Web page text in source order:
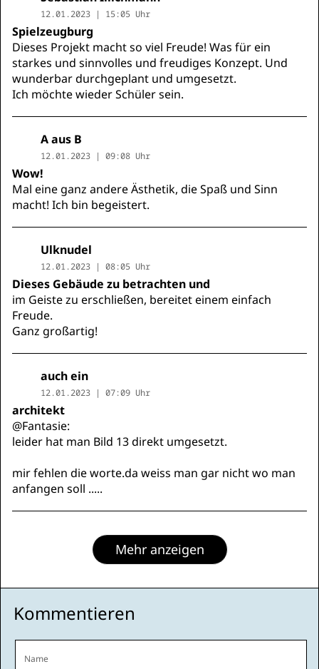
12.01.2023 | 15:05 Uhr
Spielzeugburg
Dieses Projekt macht so viel Freude! Was für ein
starkes und sinnvolles und freudiges Konzept. Und
wunderbar durchgeplant und umgesetzt.
Ich möchte wieder Schüler sein.
A aus B
12.01.2023 | 09:08 Uhr
Wow!
Mal eine ganz andere Ästhetik, die Spaß und Sinn
macht! Ich bin begeistert.
Ulknudel
12.01.2023 | 08:05 Uhr
Dieses Gebäude zu betrachten und
im Geiste zu erschließen, bereitet einem einfach
Freude.
Ganz großartig!
auch ein
12.01.2023 | 07:09 Uhr
architekt
@Fantasie:
leider hat man Bild 13 direkt umgesetzt.
mir fehlen die worte.da weiss man gar nicht wo man
anfangen soll .....
Mehr anzeigen
Kommentieren
Name